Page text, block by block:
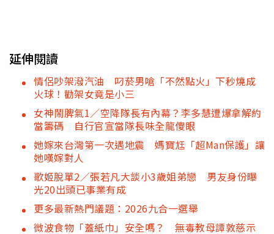
延伸閱讀
情侶吵架潑汽油 叼菸男嗆「不然點火」下秒燒成
火球！勸架女竟是小三
女神鬧脾氣1／空降隊長有內幕？李多慧遭爆拿解約
當籌碼 自行官宣當隊長味全龍傻眼
她嫁來台灣第一次遇地震 媽寶尪「超Man保護」讓
她嘆嫁對人
歌姬脫單2／張若凡大談小3歲姐弟戀 男友身份曝
光20出頭已事業有成
更多最新熱門議題：2026九合一選舉
微波食物「蓋紙巾」安全嗎？ 無毒教母譚敦慈示